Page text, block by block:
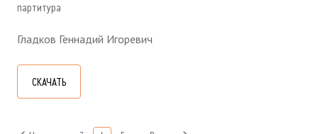
партитура
Гладков Геннадий Игоревич
СКАЧАТЬ